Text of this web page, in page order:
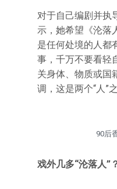
对于自己编剧并执
示，她希望《沦落
是任何处境的人都
事，千万不要看轻
关身体、物质或国
调，这是两个“人”
90后
戏外几多“沦落人”